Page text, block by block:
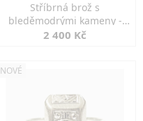
Stříbrná brož s
bleděmodrými kameny -
jemná elegance
2 400 Kč
NOVÉ